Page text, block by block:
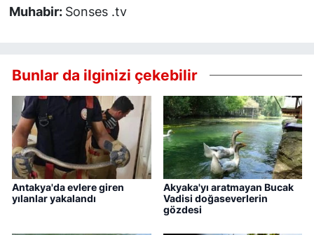
Muhabir: Sonses .tv
Bunlar da ilginizi çekebilir
Antakya'da evlere giren
yılanlar yakalandı
Akyaka'yı aratmayan Bucak
Vadisi doğaseverlerin
gözdesi